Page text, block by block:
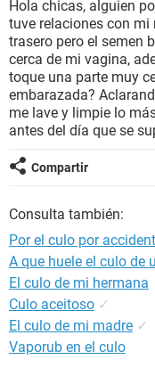
BIENESTAR
SEXUALIDAD
GLOSARIO
Hola chicas, alguien
tuve relaciones con mi
trasero pero el semen
cerca de mi vagina,
toque una parte muy
embarazada?
me lave y limpie lo
antes del día que se
Compartir
Consulta también:
Por el culo por
A que huele el culo de
El culo de mi hermana
Culo aceitoso ✓
El culo de mi madre ✓
Vaporub en el culo